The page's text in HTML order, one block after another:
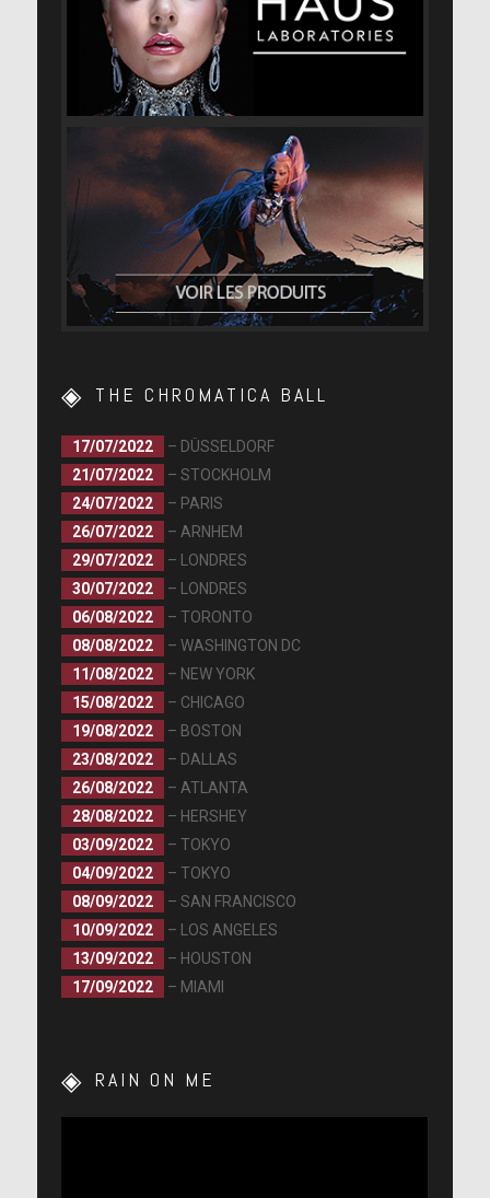
THE CHROMATICA BALL
17/07/2022
– DÜSSELDORF
21/07/2022
– STOCKHOLM
24/07/2022
– PARIS
26/07/2022
– ARNHEM
29/07/2022
– LONDRES
30/07/2022
– LONDRES
06/08/2022
– TORONTO
08/08/2022
– WASHINGTON DC
11/08/2022
– NEW YORK
15/08/2022
– CHICAGO
19/08/2022
– BOSTON
23/08/2022
– DALLAS
26/08/2022
– ATLANTA
28/08/2022
– HERSHEY
03/09/2022
– TOKYO
04/09/2022
– TOKYO
08/09/2022
– SAN FRANCISCO
10/09/2022
– LOS ANGELES
13/09/2022
– HOUSTON
17/09/2022
– MIAMI
RAIN ON ME